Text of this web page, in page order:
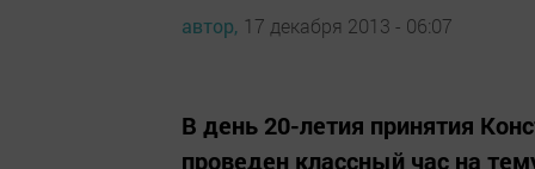
автор, 17 декабря 2013 - 06:07
В день 20-летия принятия
проведен классный час на